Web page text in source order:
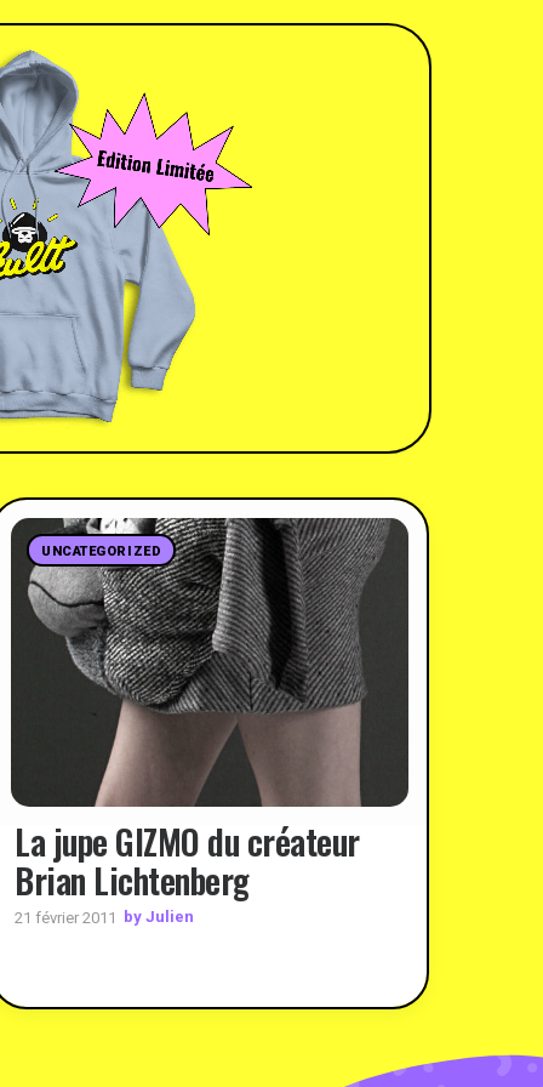
UNCATEGORIZED
La jupe GIZMO du créateur
Brian Lichtenberg
21 février 2011 by Julien